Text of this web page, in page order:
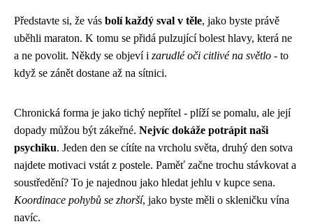
Představte si, že vás bolí každý sval v těle, jako byste právě
uběhli maraton. K tomu se přidá pulzující bolest hlavy, která ne
a ne povolit. Někdy se objeví i zarudlé oči citlivé na světlo - to
když se zánět dostane až na sítnici.
Chronická forma je jako tichý nepřítel - plíží se pomalu, ale její
dopady můžou být zákeřné. Nejvíc dokáže potrápit naši
psychiku. Jeden den se cítíte na vrcholu světa, druhý den sotva
najdete motivaci vstát z postele. Paměť začne trochu stávkovat a
soustředění? To je najednou jako hledat jehlu v kupce sena.
Koordinace pohybů se zhorší, jako byste měli o skleničku vína
navíc.